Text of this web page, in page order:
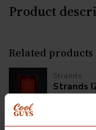
Product
Related products
Strands
Strands